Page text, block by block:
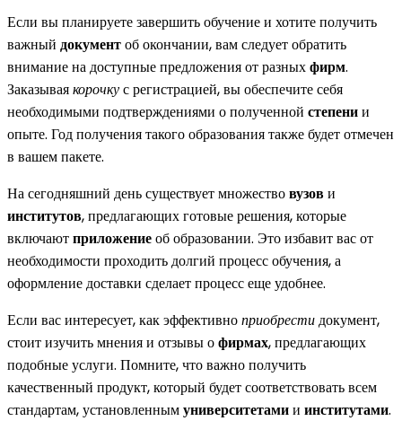
Если вы планируете завершить обучение и хотите получить
важный документоб окончании, вам следует обратить
внимание на доступные предложения от разныхфирм.
Заказываякорочкус регистрацией, вы обеспечите себя
необходимыми подтверждениями о полученной степении
опыте. Год получения такого образования также будет отмечен
в вашем пакете.
На сегодняшний день существует множествовузови
институтов, предлагающих готовые решения, которые
включаютприложениеоб образовании. Это избавит вас от
необходимости проходить долгий процесс обучения, а
оформление доставки сделает процесс еще удобнее.
Если вас интересует, как эффективноприобрестидокумент,
стоит изучить мнения и отзывы офирмах, предлагающих
подобные услуги. Помните, что важно получить
качественный продукт, который будет соответствовать всем
стандартам, установленнымуниверситетамии институтами.